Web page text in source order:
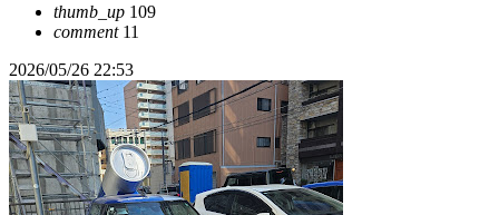
thumb_up 109
comment11
2026/05/26 22:53